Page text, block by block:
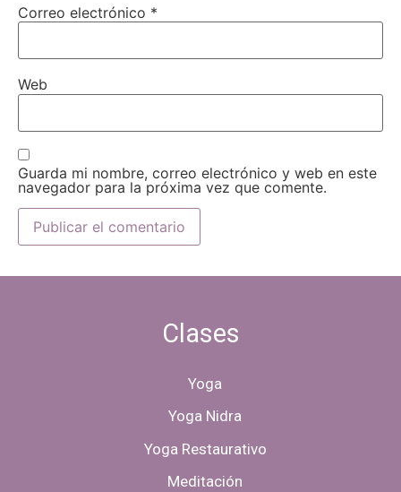
Correo electrónico *
Web
Guarda mi nombre, correo electrónico y web en este
navegador para la próxima vez que comente.
Clases
Yoga
Yoga Nidra
Yoga Restaurativo
Meditación